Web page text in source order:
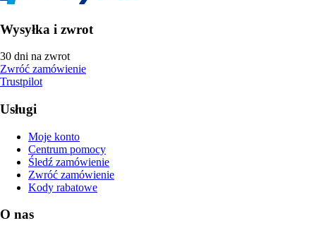
Wysyłka i zwrot
30 dni na zwrot
Zwróć zamówienie
Trustpilot
Usługi
Moje konto
Centrum pomocy
Śledź zamówienie
Zwróć zamówienie
Kody rabatowe
O nas